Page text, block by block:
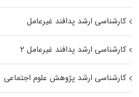
کارشناسی ارشد پدافند غیرعامل
کارشناسی ارشد پدافند غیرعامل ۲
کارشناسی ارشد پژوهش علوم اجتماعی